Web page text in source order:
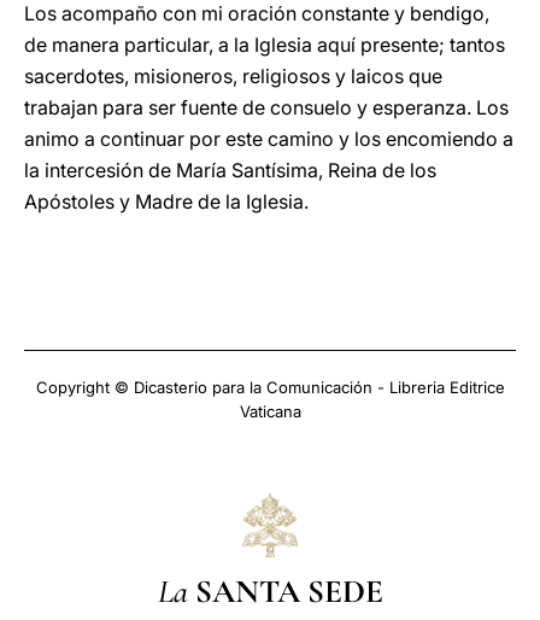
Los acompaño con mi oración constante y bendigo,
de manera particular, a la Iglesia aquí presente; tantos
sacerdotes, misioneros, religiosos y laicos que
trabajan para ser fuente de consuelo y esperanza. Los
animo a continuar por este camino y los encomiendo a
la intercesión de María Santísima, Reina de los
Apóstoles y Madre de la Iglesia.
Copyright © Dicasterio para la Comunicación - Libreria Editrice
Vaticana
La SANTA SEDE